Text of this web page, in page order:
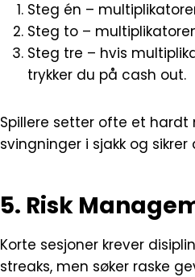
Steg én –
Steg to –
Steg tre – hvis
trykker du på cash out.
Spillere setter ofte et
svingninger i sjakk og
5. Risk
Korte sesjoner krever
streaks, men søker raske